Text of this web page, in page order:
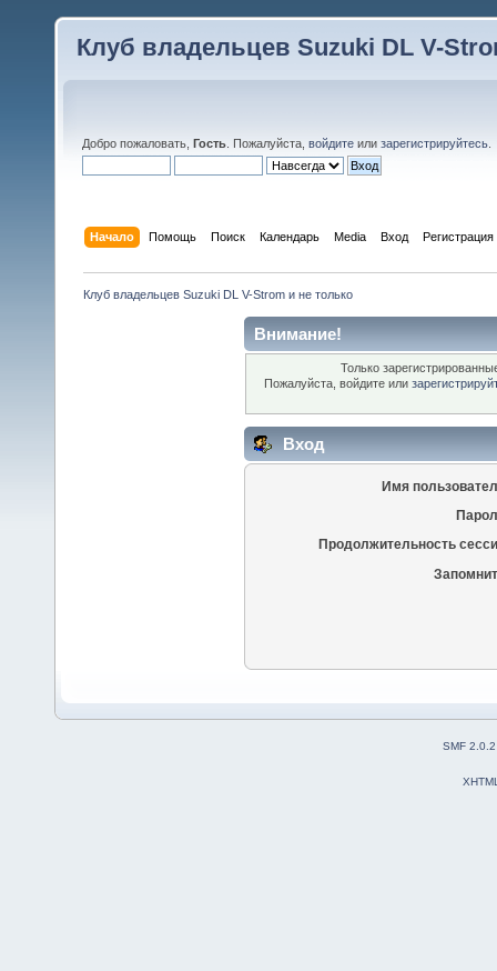
Клуб владельцев Suzuki DL V-
Добро пожаловать, Гость . Пожалуйста, войдите или зарегистрируйтесь
Начало Помощь Поиск Календарь Media Вход Регистрация
Клуб владельцев Suzuki DL V-Strom и не только
Внимание!
Только
Пожалуйста, войдите или
Вход
Имя
Продолжительность
SMF 2.0.2